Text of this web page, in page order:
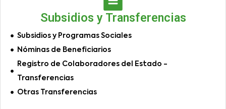
Subsidios y Transferencias
Subsidios y Programas Sociales
Nóminas de Beneficiarios
Registro de Colaboradores del Estado -
Transferencias
Otras Transferencias